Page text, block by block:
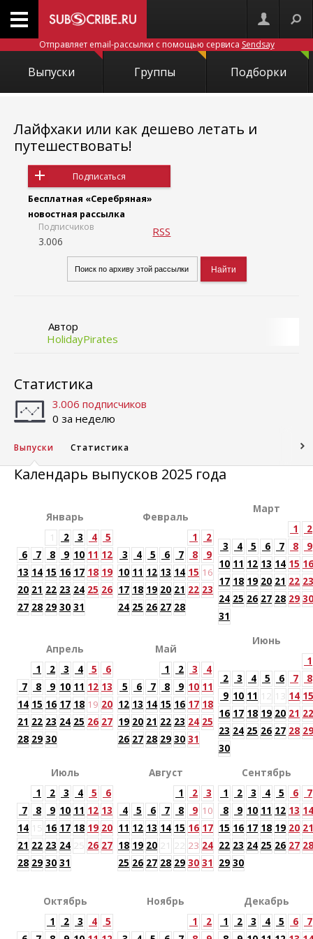
Отправляет email-рассылки с помощью сервиса Sendsay
Выпуски Группы Подборки
Лайфхаки или как дешево летать и
путешествовать!
Подписаться
Бесплатная «Серебряная»
новостная рассылка
Подписчиков
3.006
RSS
Автор
HolidayPirates
Статистика
3.006 подписчиков
0 за неделю
Выпуски Статистика
Календарь выпусков 2025 года
Январь
1
2 3 4
5
6
7 8 9 10 11 12
13 14 15 16 17 18 19
20 21 22 23 24 25 26
27 28 29 30 31
Февраль
1
2
3
4 5 6 7 8
9
10 11 12 13 14 15 16
17 18 19 20 21 22 23
24 25 26 27 28
Март
1
2
3
4 5 6 7 8
9
10 11 12 13 14 15 16
17 18 19 20 21 22 23
24 25 26 27 28 29 30
31
Апрель
1
2 3 4 5
6
7
8 9 10 11 12 13
14 15 16 17 18 19 20
21 22 23 24 25 26 27
28 29 30
Май
1
2 3
4
5
6 7 8 9 10 11
12 13 14 15 16 17 18
19 20 21 22 23 24 25
26 27 28 29 30 31
Июнь
1
2
3 4 5 6 7
8
9 10 11 12 13 14 15
16 17 18 19 20 21 22
23 24 25 26 27 28 29
30
Июль
1
2 3 4 5
6
7
8 9 10 11 12 13
14 15 16 17 18 19 20
21 22 23 24 25 26 27
28 29 30 31
Август
1
2
3
4
5 6 7 8 9 10
11 12 13 14 15 16 17
18 19 20 21 22 23 24
25 26 27 28 29 30 31
Сентябрь
1
2 3 4 5 6
7
8
9 10 11 12 13 14
15 16 17 18 19 20 21
22 23 24 25 26 27 28
29 30
Октябрь
1
2 3 4
5
Ноябрь
1
2
Декабрь
1
2 3 4 5 6
7